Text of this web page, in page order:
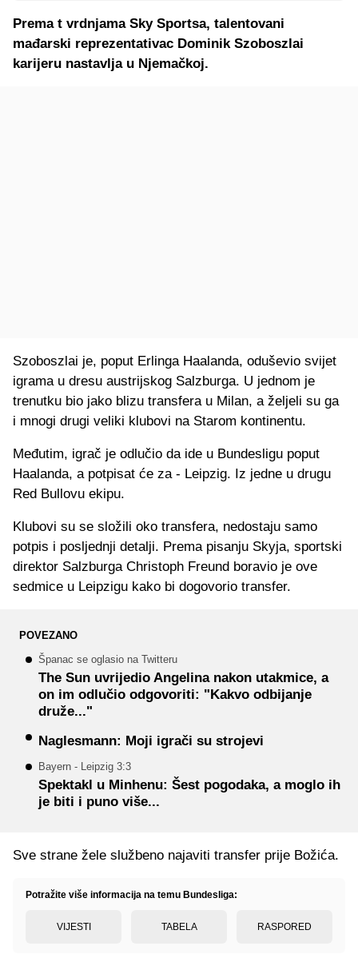
Prema t vrdnjama Sky Sportsa, talentovani
mađarski reprezentativac Dominik Szoboszlai
karijeru nastavlja u Njemačkoj.
Szoboszlai je, poput Erlinga Haalanda, oduševio svijet
igrama u dresu austrijskog Salzburga. U jednom je
trenutku bio jako blizu transfera u Milan, a željeli su ga
i mnogi drugi veliki klubovi na Starom kontinentu.
Međutim, igrač je odlučio da ide u Bundesligu poput
Haalanda, a potpisat će za - Leipzig. Iz jedne u drugu
Red Bullovu ekipu.
Klubovi su se složili oko transfera, nedostaju samo
potpis i posljednji detalji. Prema pisanju Skyja, sportski
direktor Salzburga Christoph Freund boravio je ove
sedmice u Leipzigu kako bi dogovorio transfer.
POVEZANO
Španac se oglasio na Twitteru
The Sun uvrijedio Angelina nakon utakmice, a
on im odlučio odgovoriti: "Kakvo odbijanje
druže..."
Naglesmann: Moji igrači su strojevi
Bayern - Leipzig 3:3
Spektakl u Minhenu: Šest pogodaka, a moglo ih
je biti i puno više...
Sve strane žele službeno najaviti transfer prije Božića.
Potražite više informacija na temu Bundesliga:
VIJESTI TABELA RASPORED